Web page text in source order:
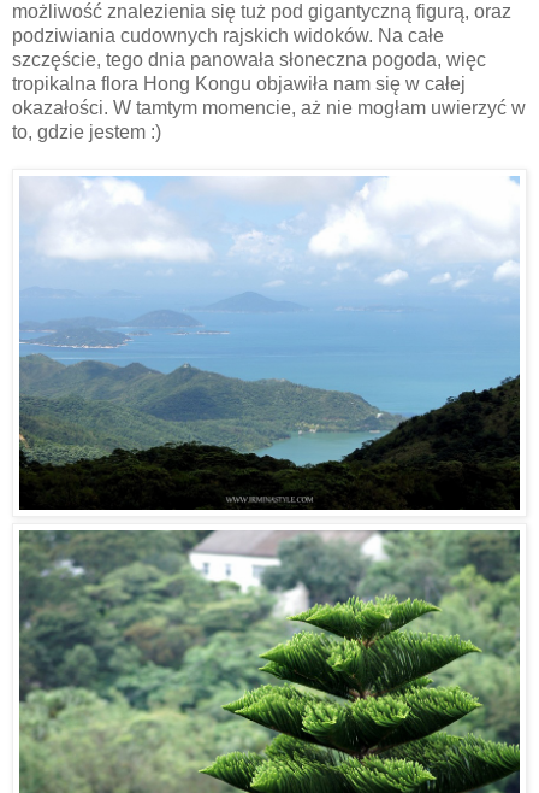
możliwość znalezienia się tuż pod gigantyczną figurą, oraz
podziwiania cudownych rajskich widoków. Na całe
szczęście, tego dnia panowała słoneczna pogoda, więc
tropikalna flora Hong Kongu objawiła nam się w całej
okazałości. W tamtym momencie, aż nie mogłam uwierzyć w
to, gdzie jestem :)